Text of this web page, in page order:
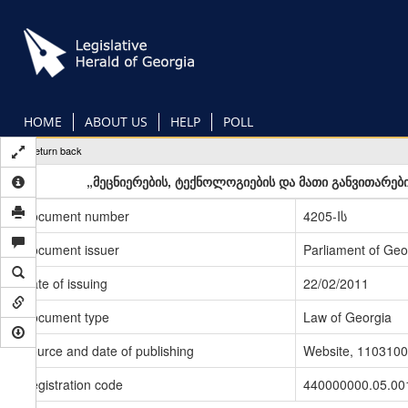
main
content
HOME ABOUT US HELP POLL
Return back
„მეცნიერების, ტექნოლოგიების და მათი
Document number
4205-Iს
Document issuer
Parliament of
Date of issuing
22/02/2011
Document type
Law of Georgia
Source and date of publishing
Website,
Registration code